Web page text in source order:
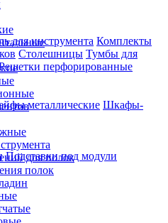
для полок
полок
для инструмента Комплекты
Столешницы Тумбы для
перфорированные
металлические Шкафы-
Подставки под модули